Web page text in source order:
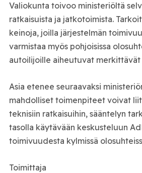
Valiokunta toivoo ministeriöltä
ratkaisuista ja jatkotoimista.
keinoja, joilla järjestelmän
varmistaa myös pohjoisissa
autoilijoille aiheutuvat merkittävät
Asia etenee seuraavaksi
mahdolliset toimenpiteet voivat
teknisiin ratkaisuihin, sääntelyn
tasolla käytävään keskusteluun
toimivuudesta kylmissä
Toimittaja